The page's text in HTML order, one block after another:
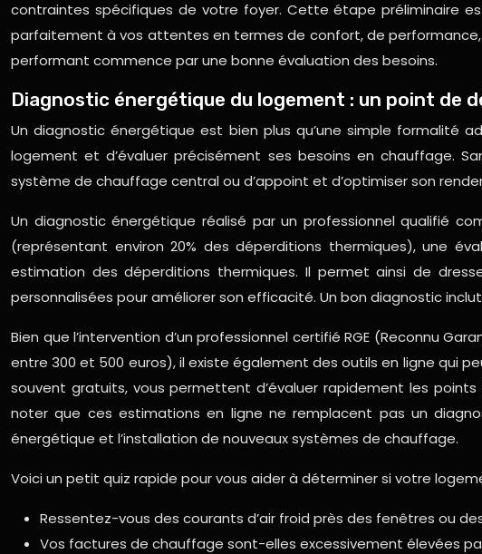
contraintes spécifiques de votre foyer. Cette étape préliminaire
parfaitement à vos attentes en termes de confort, de performance,
performant commence par une bonne évaluation des besoins.
Diagnostic énergétique du logement : un point de
Un diagnostic énergétique est bien plus qu’une simple formalité
logement et d’évaluer précisément ses besoins en chauffage.
système de chauffage central ou d’appoint et d’optimiser son
Un diagnostic énergétique réalisé par un professionnel qualifié
(représentant environ 20% des déperditions thermiques), une
estimation des déperditions thermiques. Il permet ainsi de
personnalisées pour améliorer son efficacité. Un bon diagnostic
Bien que l’intervention d’un professionnel certifié RGE (Reconnu
entre 300 et 500 euros), il existe également des outils en ligne qui
souvent gratuits, vous permettent d’évaluer rapidement les
noter que ces estimations en ligne ne remplacent pas un
énergétique et l’installation de nouveaux systèmes de chauffage.
Voici un petit quiz rapide pour vous aider à déterminer si votre
Ressentez-vous des courants d’air froid près des fenêtres ou
Vos factures de chauffage sont-elles excessivement élevées